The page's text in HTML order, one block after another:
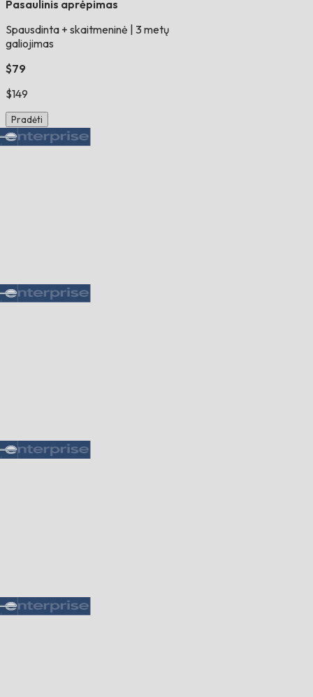
Pasaulinis aprėpimas
Spausdinta + skaitmeninė 3 metų
galiojimas
$79
$149
Pradėti